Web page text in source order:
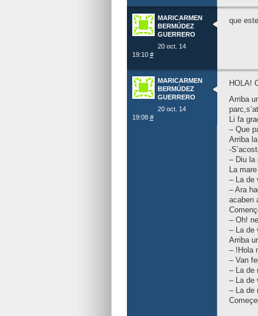
MARICARMEN
BERMÚDEZ
GUERRERO
20 oct. 14
19:10 #
que
MARICARMEN
BERMÚDEZ
GUERRERO
20 oct. 14
19:08 #
HOLA!
Arriba
Li fa
– Que
Arriba
-
– Diu la
La
– La de
– Ara
acaben
– Oh!
– La de
Arriba
– !Hola
– Van
– La de
– La de
– La de